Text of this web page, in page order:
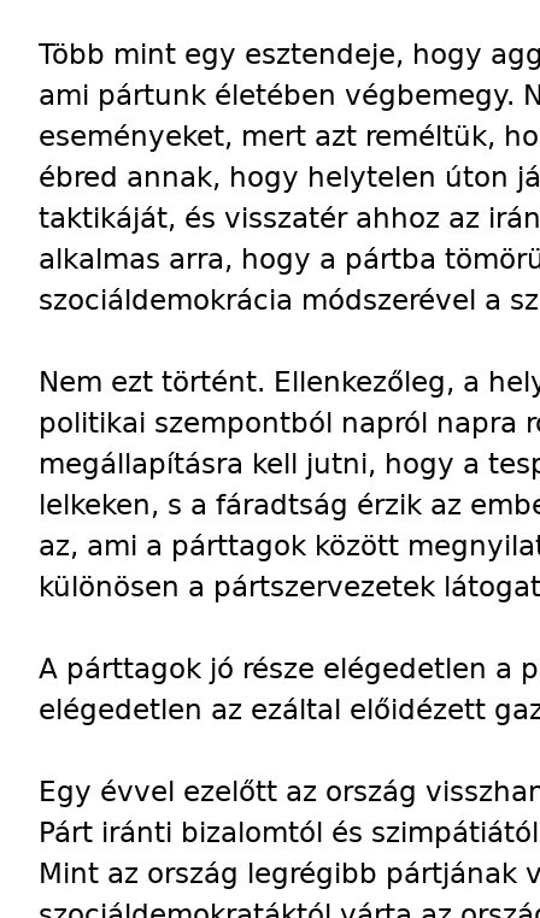
Több mint egy esztendeje, hogy
ami pártunk életében végbemegy.
eseményeket, mert azt reméltük,
ébred annak, hogy helytelen úton
taktikáját, és visszatér ahhoz az
alkalmas arra, hogy a pártba
szociáldemokrácia módszerével a
Nem ezt történt. Ellenkezőleg, a
politikai szempontból napról napra
megállapításra kell jutni, hogy a
lelkeken, s a fáradtság érzik az
az, ami a párttagok között
különösen a pártszervezetek
A párttagok jó része elégedetlen a
elégedetlen az ezáltal előidézett
Egy évvel ezelőtt az ország
Párt iránti bizalomtól és
Mint az ország legrégibb pártjának